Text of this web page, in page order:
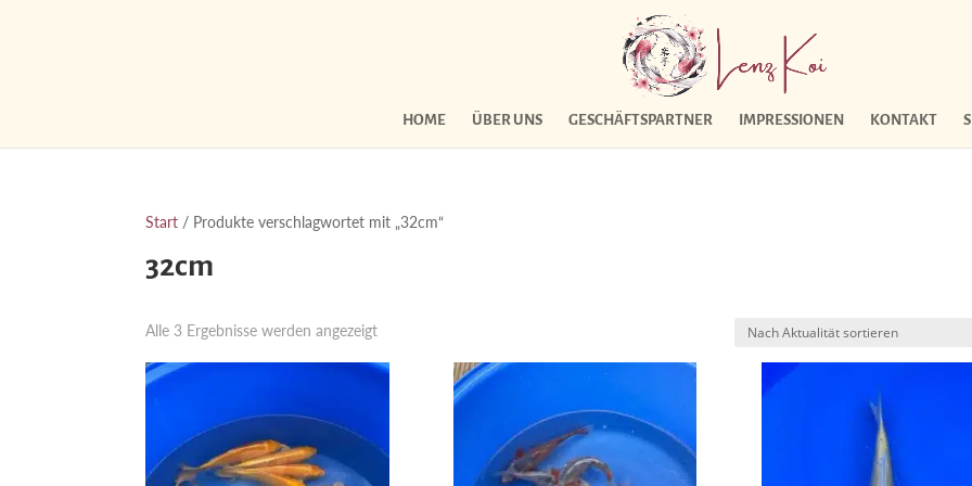
HOME ÜBER UNS GESCHÄFTSPARTNER IMPRESSIONEN KONTAKT
Start / Produkte verschlagwortet mit „32cm“
32cm
Alle 3 Ergebnisse werden angezeigtNach
sortiert